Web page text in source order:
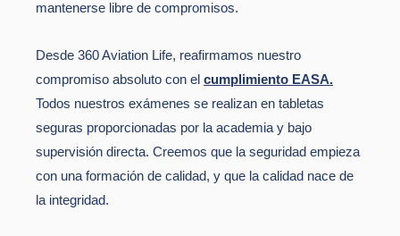
mantenerse libre de compromisos.
Desde 360 Aviation Life, reafirmamos nuestro
compromiso absoluto con el cumplimiento EASA.
Todos nuestros exámenes se realizan en tabletas
seguras proporcionadas por la academia y bajo
supervisión directa. Creemos que la seguridad empieza
con una formación de calidad, y que la calidad nace de
la integridad.